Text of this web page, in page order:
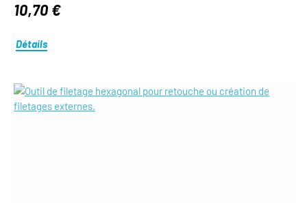
10,70 €
Détails